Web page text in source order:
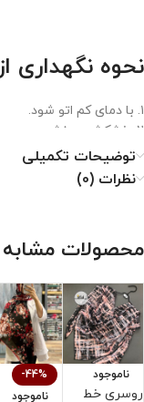
نحوه نگهداری
۱. با دمای کم اتو شود.
۲. خشکشویی نشود.
۳. از خشک کن استفاده نشود.توضیحات تکمیلی
نظرات (0)
محصولات مشابه
ناموجود
روسری خط
-44%
ناموجود